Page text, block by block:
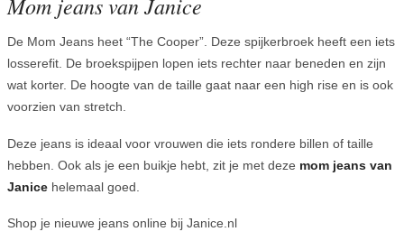
De Mom Jeans heet “The Cooper”. Deze spijkerbroek heeft een iets
losserefit. De broekspijpen lopen iets rechter naar beneden en zijn
wat korter. De hoogte van de taille gaat naar een high rise en is ook
voorzien van stretch.
Deze jeans is ideaal voor vrouwen die iets rondere billen of taille
hebben. Ook als je een buikje hebt, zit je met deze mom jeans van
Janice helemaal goed.
Shop je nieuwe jeans online bij Janice.nl